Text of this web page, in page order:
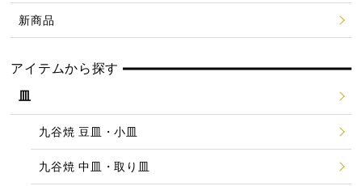
新商品
アイテムから探す
皿
九谷焼 豆皿・小皿
九谷焼 中皿・取り皿